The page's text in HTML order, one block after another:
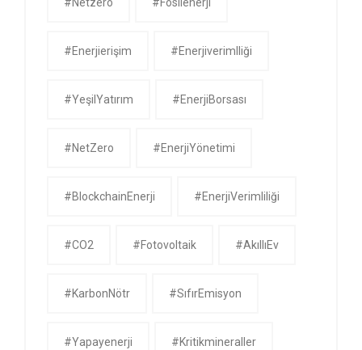
#netzero #fosilenerji
#enerjierişim #enerjiverimlliği
#YeşilYatırım #EnerjiBorsası
#NetZero #EnerjiYönetimi
#BlockchainEnerji #EnerjiVerimliliği
#CO2 #Fotovoltaik #AkıllıEv
#KarbonNötr #SıfırEmisyon
#yapayenerji #kritikmineraller